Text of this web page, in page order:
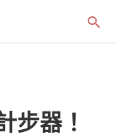
步器！